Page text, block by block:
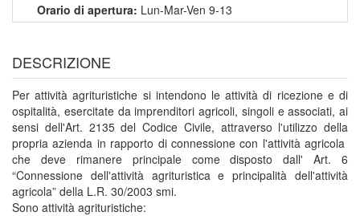
Orario di apertura: Lun-Mar-Ven 9-13
DESCRIZIONE
Per attività agrituristiche si intendono le attività di ricezione e di
ospitalità, esercitate da imprenditori agricoli, singoli e associati, ai
sensi dell'Art. 2135 del Codice Civile, attraverso l'utilizzo della
propria azienda in rapporto di connessione con l'attività agricola
che deve rimanere principale come disposto dall' Art. 6
“Connessione dell'attività agrituristica e principalità dell'attività
agricola” della L.R. 30/2003 smi.
Sono attività agrituristiche: